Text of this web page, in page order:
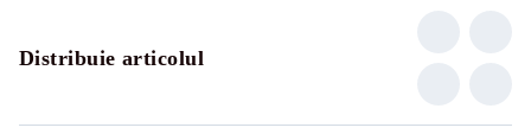
Distribuie articolul